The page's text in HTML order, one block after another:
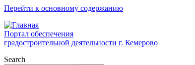
Перейти к основному содержанию
Портал обеспечения
градостроительной деятельности г. Кемерово
Search